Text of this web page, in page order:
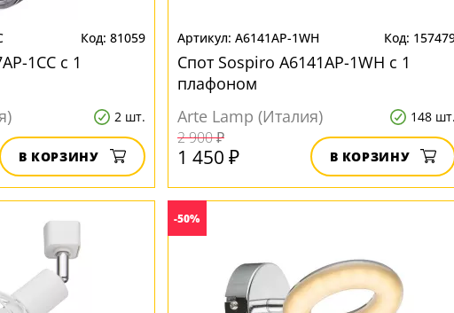
81059
1CC с 1
2 шт.
В КОРЗИНУ
A6141AP-1WH
Спот Sospiro A6141AP-1WH с 1
плафоном
Arte Lamp (Италия)
148 шт.
2 900 ₽
1 450 ₽ В КОРЗИНУ
-50%